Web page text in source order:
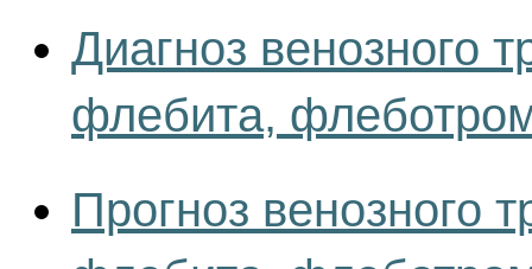
Диагноз венозного
флебита,
Прогноз венозного